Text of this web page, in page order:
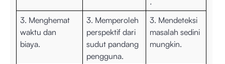
3. Menghemat
waktu dan
biaya.
3. Memperoleh
perspektif dari
sudut pandang
pengguna.
3. Mendeteksi
masalah sedini
mungkin.